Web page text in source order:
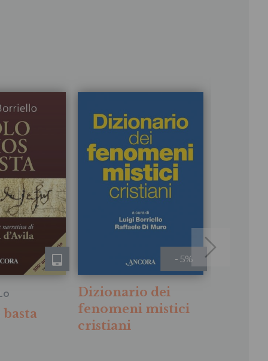
basta
- 5%
Dizionario dei
fenomeni mistici
cristiani